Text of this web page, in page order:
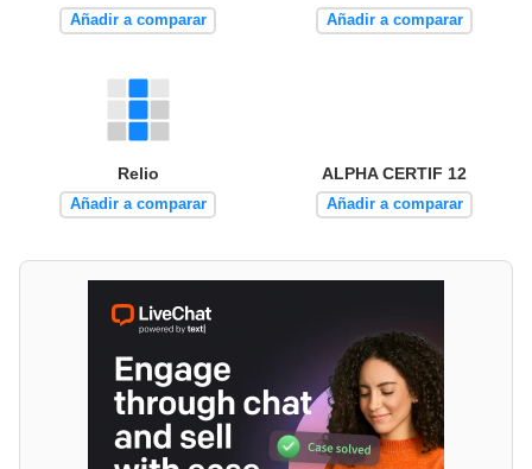
Añadir a comparar Añadir a comparar
Relio
Añadir a comparar
ALPHA CERTIF 12
Añadir a comparar